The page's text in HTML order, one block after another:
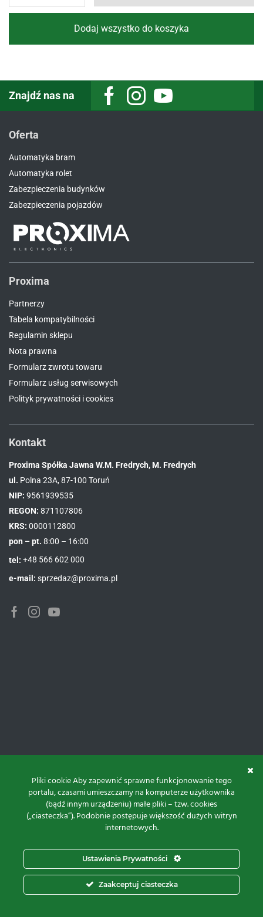
Dodaj wszystko do koszyka
Znajdź nas na
Oferta
Automatyka bram
Automatyka rolet
Zabezpieczenia budynków
Zabezpieczenia pojazdów
Proxima
Partnerzy
Tabela kompatybilności
Regulamin sklepu
Nota prawna
Formularz zwrotu towaru
Formularz usług serwisowych
Polityk prywatności i cookies
Kontakt
Proxima Spółka Jawna W.M. Fredrych, M. Fredrych
ul. Polna 23A, 87-100 Toruń
NIP: 9561939535
REGON: 871107806
KRS: 0000112800
pon – pt. 8:00 – 16:00
tel: +48 566 602 000
e-mail: sprzedaz@proxima.pl
Projekt i realizacja:
© 2026 Proxima Electronics
Pliki cookie Aby zapewnić sprawne funkcjonowanie tego
portalu, czasami umieszczamy na komputerze użytkownika
(bądź innym urządzeniu) małe pliki – tzw. cookies
(„ciasteczka”). Podobnie postępuje większość dużych witryn
internetowych.
Zaakceptuj ciasteczka
Ustawienia Prywatności